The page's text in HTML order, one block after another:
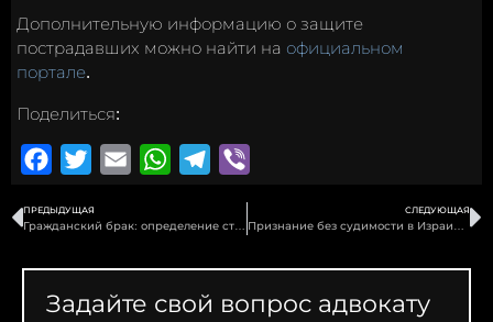
Дополнительную информацию о защите
пострадавших можно найти на официальном
портале.
Поделиться:
Facebook
Twitter Email WhatsAppTelegram
ПРЕДЫДУЩАЯ СЛЕДУЮЩАЯ
Задайте свой вопрос адвокату